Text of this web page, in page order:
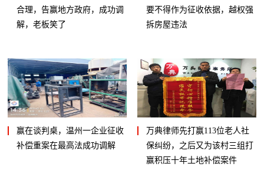
合理，告赢地方政府，成功调
解，老板笑了
要不得作为征收依据，越权强
拆房屋违法
赢在谈判桌，温州一企业征收
补偿重案在最高法成功调解
万典律师先打赢113位老人社
保纠纷，之后又为该村三组打
赢积压十年土地补偿案件